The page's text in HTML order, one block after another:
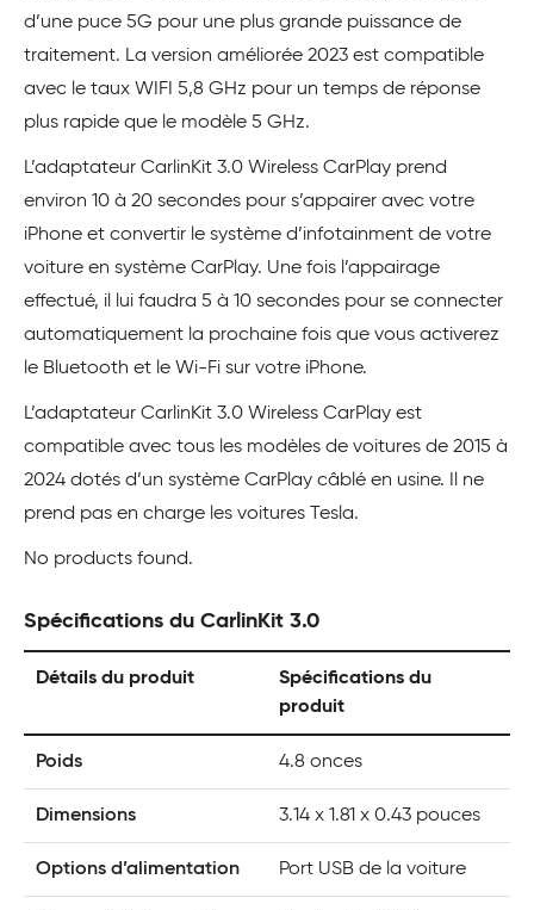
d’une puce 5G pour une plus grande puissance de
traitement. La version améliorée 2023 est compatible
avec le taux WIFI 5,8 GHz pour un temps de réponse
plus rapide que le modèle 5 GHz.
L’adaptateur CarlinKit 3.0 Wireless CarPlay prend
environ 10 à 20 secondes pour s’appairer avec votre
iPhone et convertir le système d’infotainment de votre
voiture en système CarPlay. Une fois l’appairage
effectué, il lui faudra 5 à 10 secondes pour se connecter
automatiquement la prochaine fois que vous activerez
le Bluetooth et le Wi-Fi sur votre iPhone.
L’adaptateur CarlinKit 3.0 Wireless CarPlay est
compatible avec tous les modèles de voitures de 2015 à
2024 dotés d’un système CarPlay câblé en usine. Il ne
prend pas en charge les voitures Tesla.
No products found.
Spécifications du CarlinKit 3.0
Détails du produit
Spécifications du
produit
Poids 4.8 onces
Dimensions 3.14 x 1.81 x 0.43 pouces
Options d’alimentation Port USB de la voiture